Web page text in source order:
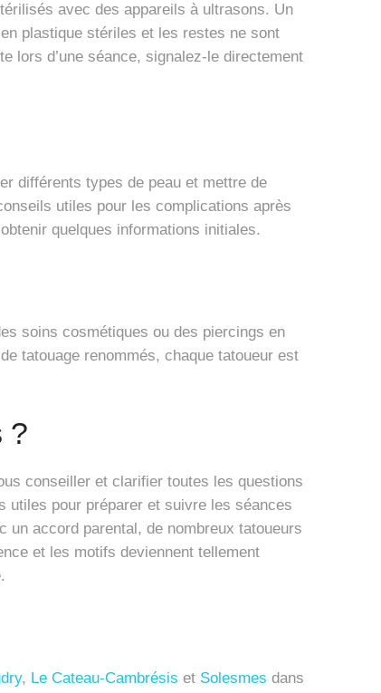
avec des appareils à ultrasons. Un
plastique stériles et les restes ne sont
lors d’une séance, signalez-le directement
différents types de peau et mettre de
utiles pour les complications après
quelques informations initiales.
soins cosmétiques ou des piercings en
tatouage renommés, chaque tatoueur est
?
conseiller et clarifier toutes les questions
utiles pour préparer et suivre les séances
un accord parental, de nombreux tatoueurs
et les motifs deviennent tellement
, Le Cateau-Cambrésis et Solesmes dans